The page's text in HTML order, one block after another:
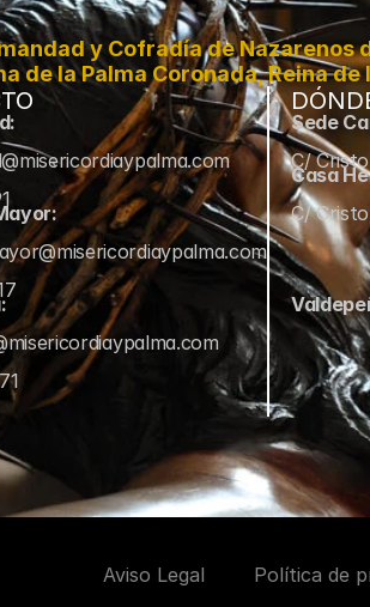
y Cofradía de Nazarenos
de la Palma Coronada, Reina
Sede
C/
Casa
C/
Aviso Legal Política de